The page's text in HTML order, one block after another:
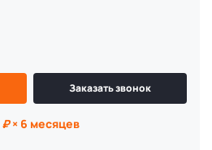
Заказать звонок
₽× 6 месяцев